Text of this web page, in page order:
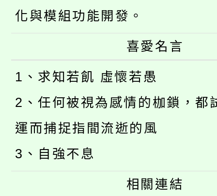
化與模組功能開發。
喜愛名言
1、求知若飢 虛懷若愚
2、任何被視為感情的枷鎖，都
運而捕捉指間流逝的風
3、自強不息
相關連結